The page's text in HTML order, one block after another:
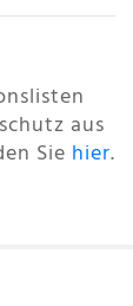
aus
Sie hier.